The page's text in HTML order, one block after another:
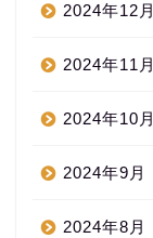
2024年12月
2024年11月
2024年10月
2024年9月
2024年8月